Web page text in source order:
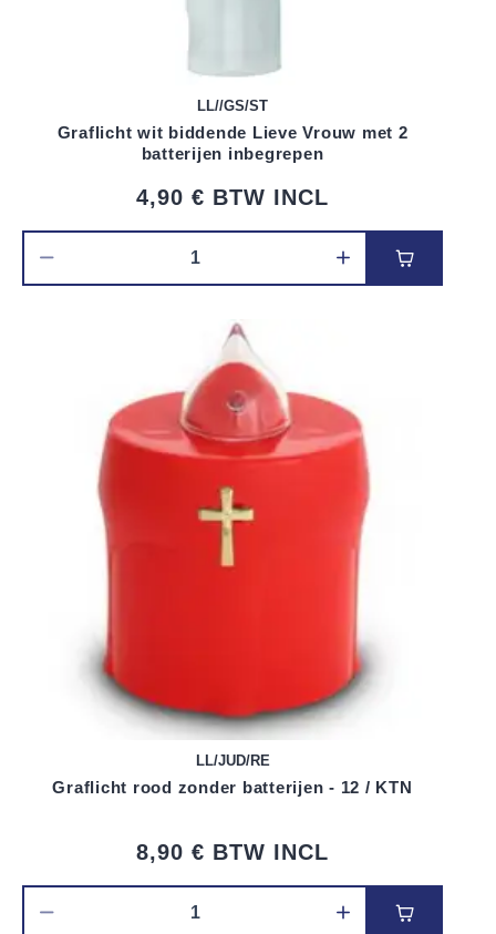
LL//GS/ST
Graflicht wit biddende Lieve Vrouw met 2
batterijen inbegrepen
4,90 € BTW INCL
Voeg toe
LL/JUD/RE
Graflicht rood zonder batterijen - 12 / KTN
8,90 € BTW INCL
Voeg toe